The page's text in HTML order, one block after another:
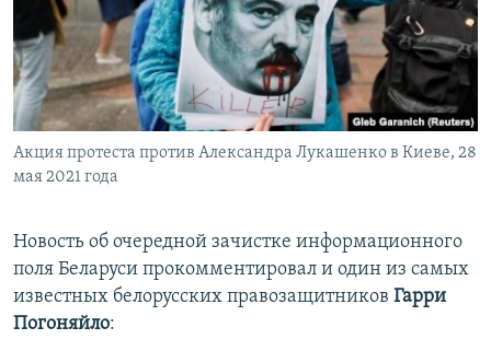
Акция протеста против Александра Лукашенко в Киеве, 28
мая 2021 года
Новость об очередной зачистке информационного
поля Беларуси прокомментировал и один из самых
известных белорусских правозащитников Гарри
Погоняйло: